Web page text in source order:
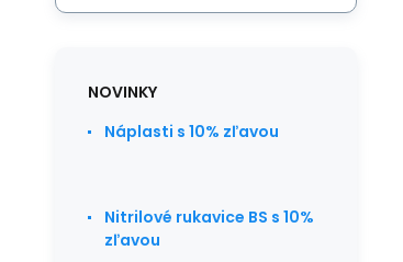
NOVINKY
Náplasti s 10% zľavou
Nitrilové rukavice BS s 10%
zľavou